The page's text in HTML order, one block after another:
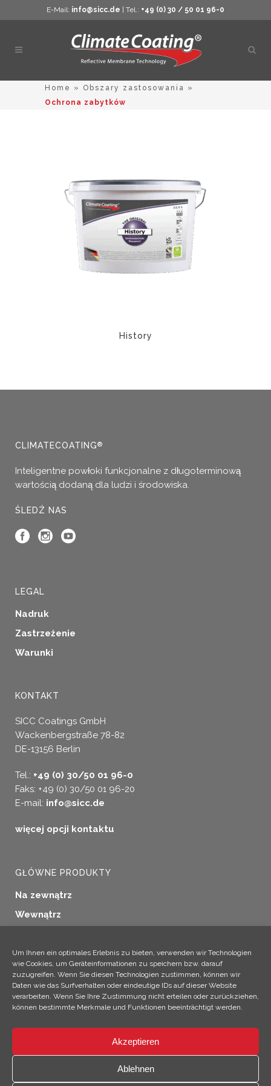
Um Ihnen ein optimales Erlebnis zu bieten, verwenden wir Technologien
wie Cookies, um Geräteinformationen zu speichern bzw. darauf
zuzugreifen. Wenn Sie diesen Technologien zustimmen, können wir
Daten wie das Surfverhalten oder eindeutige IDs auf dieser Website
verarbeiten. Wenn Sie Ihre Zustimmung nicht erteilen oder zurückziehen,
können bestimmte Merkmale und Funktionen beeinträchtigt werden.
Akzeptieren
Ablehnen
E-Mail: info@sicc.de | Tel.: +49 (0) 30 / 50 01 96-0
Home » Obszary zastosowania »
Ochrona zabytków
History
ma
można
na
stronie
CLIMATECOATING®
Inteligentne powłoki funkcjonalne z długoterminową
wartością dodaną dla ludzi i środowiska.
ŚLEDŹ NAS
LEGAL
Nadruk
Zastrzeżenie
Warunki
KONTAKT
SICC Coatings GmbH
Wackenbergstraße 78-82
DE-13156 Berlin
Tel.: +49 (0) 30/50 01 96-0
Faks: +49 (0) 30/50 01 96-20
E-mail: info@sicc.de
więcej opcji kontaktu
GŁÓWNE PRODUKTY
Na zewnątrz
Wewnątrz
Konserwacja drewna
Zastosowania przemysłowe
Produkty dodatkowe
© 2026 SICC Coatings GmbH
Hej! Jestem Climo!